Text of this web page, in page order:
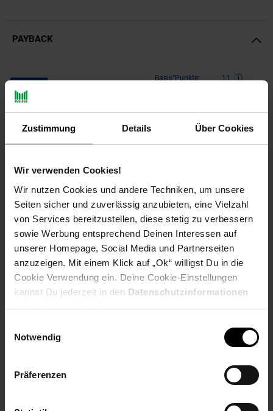
Zustimmung Details Über Cookies
Wir verwenden Cookies!
Wir nutzen Cookies und andere Techniken, um unsere
Seiten sicher und zuverlässig anzubieten, eine Vielzahl
von Services bereitzustellen, diese stetig zu verbessern
sowie Werbung entsprechend Deinen Interessen auf
unserer Homepage, Social Media und Partnerseiten
anzuzeigen. Mit einem Klick auf „Ok“ willigst Du in die
Cookie Verwendung ein. Deine Cookie-Einstellungen
kannst Du jederzeit in den Datenschutzinformationen
ändern bzw. widerrufen.
Notwendig
Präferenzen
PAYBACK
Payback Punkte Basis°Punkte:
11
Vacu Vin Edelstahl-Flachmann mit
Trichter
Schlanker Edelstahl-Flachmann für Spirituosen unterwegs
Mit praktischem Trichter für leichtes Befüllen
Aus langlebigem, rostfreiem Edelstahl gefertigt
Auslaufsicherer Schraubverschluss für sicheren
Transport
Komfortables Format, passt in Jacken- oder
Hosentasche
praktisches Accessoire für alle, die ihre Lieblingsgetränke
auch unterwegs genießen möchten. Gefertigt aus robustem,
beeinträchtigt werden. Der beiliegende Trichter erleichtert das
Schraubverschluss sicherstellt, dass nichts verloren geht.